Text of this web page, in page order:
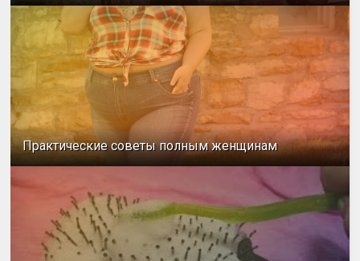
Практические советы полным женщинам